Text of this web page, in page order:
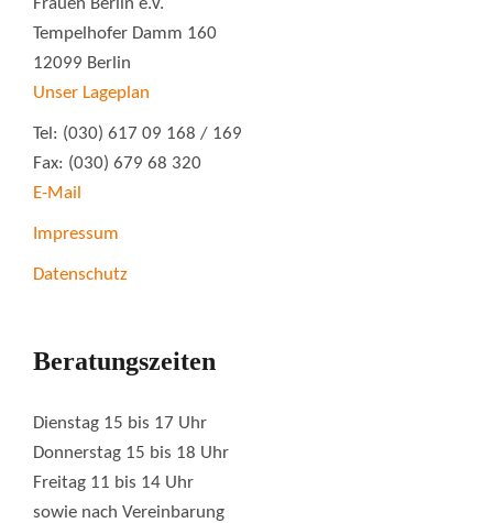
Frauen Berlin e.V.
Tempelhofer Damm 160
12099 Berlin
Unser Lageplan
Tel: (030) 617 09 168 / 169
Fax: (030) 679 68 320
E-Mail
Impressum
Datenschutz
Beratungszeiten
Dienstag 15 bis 17 Uhr
Donnerstag 15 bis 18 Uhr
Freitag 11 bis 14 Uhr
sowie nach Vereinbarung